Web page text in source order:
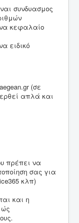
συνδυασμος
κεφαλαίο
ειδικό
(σε
απλά και
πρέπει να
σας για
κλπ)
και η